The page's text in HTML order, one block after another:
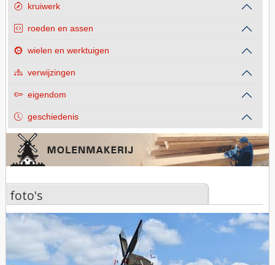
kruiwerk
roeden en assen
wielen en werktuigen
verwijzingen
eigendom
geschiedenis
foto's
foto's